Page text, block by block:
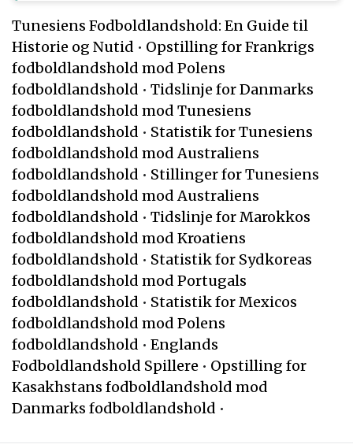
Tunesiens Fodboldlandshold: En Guide til
Historie og Nutid • Opstilling for Frankrigs
fodboldlandshold mod Polens
fodboldlandshold • Tidslinje for Danmarks
fodboldlandshold mod Tunesiens
fodboldlandshold • Statistik for Tunesiens
fodboldlandshold mod Australiens
fodboldlandshold • Stillinger for Tunesiens
fodboldlandshold mod Australiens
fodboldlandshold • Tidslinje for Marokkos
fodboldlandshold mod Kroatiens
fodboldlandshold • Statistik for Sydkoreas
fodboldlandshold mod Portugals
fodboldlandshold • Statistik for Mexicos
fodboldlandshold mod Polens
fodboldlandshold • Englands
Fodboldlandshold Spillere • Opstilling for
Kasakhstans fodboldlandshold mod
Danmarks fodboldlandshold •